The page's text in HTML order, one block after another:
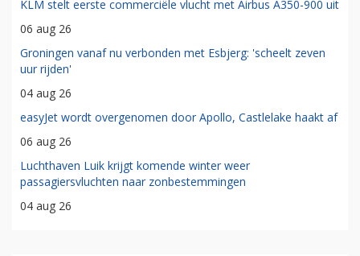
KLM stelt eerste commerciële vlucht met Airbus A350-900 uit
06 aug 26
Groningen vanaf nu verbonden met Esbjerg: 'scheelt zeven
uur rijden'
04 aug 26
easyJet wordt overgenomen door Apollo, Castlelake haakt af
06 aug 26
Luchthaven Luik krijgt komende winter weer
passagiersvluchten naar zonbestemmingen
04 aug 26